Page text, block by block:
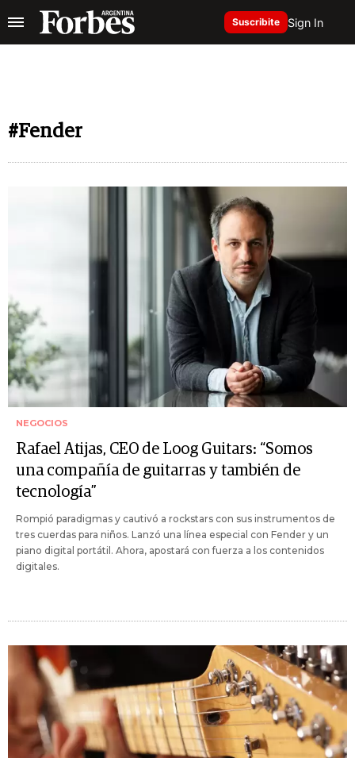
Suscribite Sign In
#Fender
NEGOCIOS
Rafael Atijas, CEO de Loog Guitars: “Somos
una compañía de guitarras y también de
tecnología”
Rompió paradigmas y cautivó a rockstars con sus instrumentos de
tres cuerdas para niños. Lanzó una línea especial con Fender y un
piano digital portátil. Ahora, apostará con fuerza a los contenidos
digitales.